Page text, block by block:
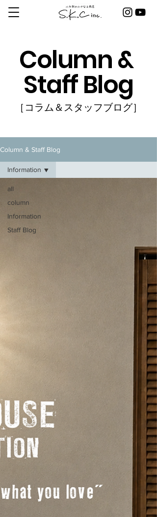
Column &
Staff Blog
［コラム＆スタッフブログ］
Column & Staff Blog
all
column
Information
Staff Blog
Information